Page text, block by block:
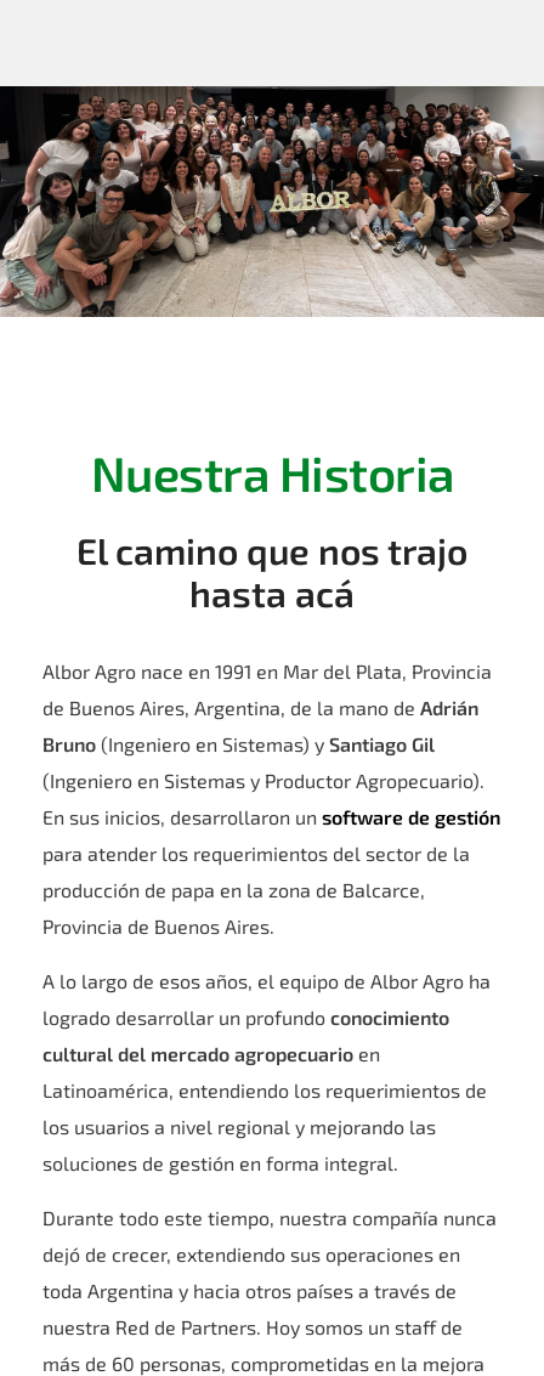
Nuestra Historia
El camino que nos trajo
hasta acá
Albor Agro nace en 1991 en Mar del Plata, Provincia
de Buenos Aires, Argentina, de la mano de Adrián
Bruno (Ingeniero en Sistemas) y Santiago Gil
(Ingeniero en Sistemas y Productor Agropecuario).
En sus inicios, desarrollaron un software de gestión
para atender los requerimientos del sector de la
producción de papa en la zona de Balcarce,
Provincia de Buenos Aires.
A lo largo de esos años, el equipo de Albor Agro ha
logrado desarrollar un profundo conocimiento
cultural del mercado agropecuario en
Latinoamérica, entendiendo los requerimientos de
los usuarios a nivel regional y mejorando las
soluciones de gestión en forma integral.
Durante todo este tiempo, nuestra compañía nunca
dejó de crecer, extendiendo sus operaciones en
toda Argentina y hacia otros países a través de
nuestra Red de Partners. Hoy somos un staff de
más de 60 personas, comprometidas en la mejora